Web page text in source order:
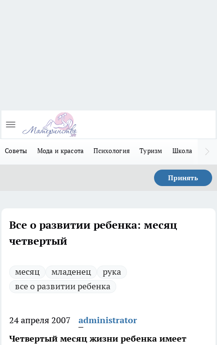
Советы Мода и красота Психология Туризм Школа
Принять
Все о развитии ребенка: месяц
четвертый
месяц младенец
рука
все о развитии ребенка
24 апреля 2007
administrator
Четвертый месяц жизни ребенка имеет